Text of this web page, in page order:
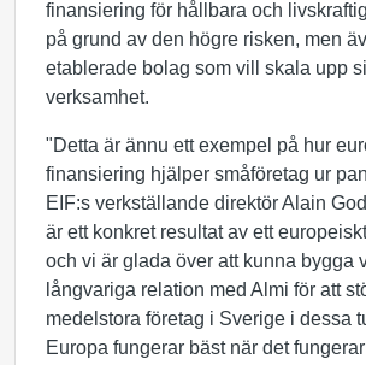
finansiering för hållbara och
på grund av den högre risken, men
etablerade bolag som vill skala upp
verksamhet.
"Detta är ännu ett exempel på hur
finansiering hjälper småföretag ur
EIF:s verkställande direktör Alain
är ett konkret resultat av ett
och vi är glada över att kunna bygga
långvariga relation med Almi för att
medelstora företag i Sverige i dessa
Europa fungerar bäst när det